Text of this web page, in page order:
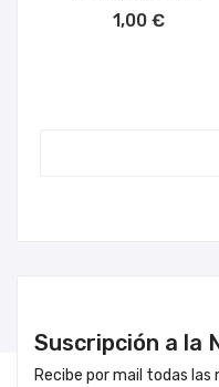
1,00 €
Suscripción a la
Recibe por mail todas las